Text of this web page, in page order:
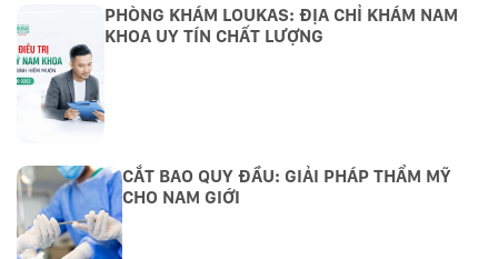
PHÒNG KHÁM LOUKAS: ĐỊA CHỈ KHÁM NAM
KHOA UY TÍN CHẤT LƯỢNG
CẮT BAO QUY ĐẦU: GIẢI PHÁP THẨM MỸ
CHO NAM GIỚI